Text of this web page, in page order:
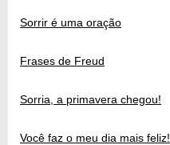
Sorrir é uma oração
Frases de Freud
Sorria, a primavera chegou!
Você faz o meu dia mais feliz!